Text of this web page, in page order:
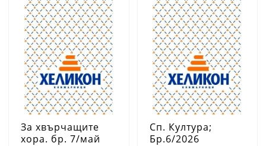
За хвърчащите
хора. бр. 7/май
Сп. Култура;
Бр.6/2026